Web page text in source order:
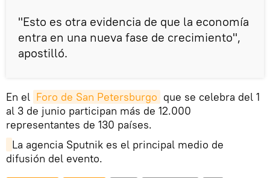
"Esto es otra evidencia de que la economía
entra en una nueva fase de crecimiento",
apostilló.
En el Foro de San Petersburgo que se celebra del 1
al 3 de junio participan más de 12.000
representantes de 130 países.
La agencia Sputnik es el principal medio de
difusión del evento.